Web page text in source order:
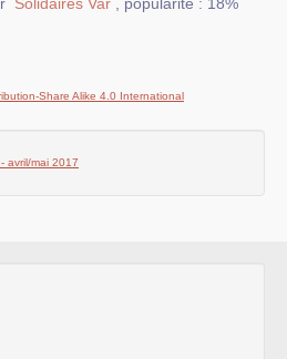
Share Alike 4.0 International
avril/mai 2017